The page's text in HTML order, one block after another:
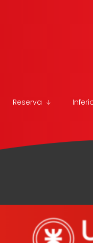
Reserva